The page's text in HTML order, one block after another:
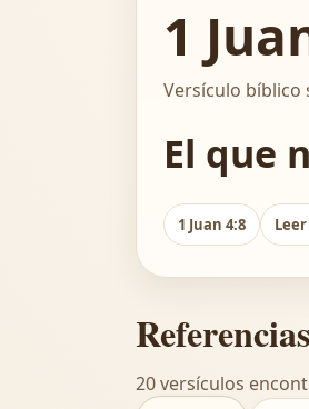
1
Versículo bíblico
El que
1 Juan 4:8
20 versículos